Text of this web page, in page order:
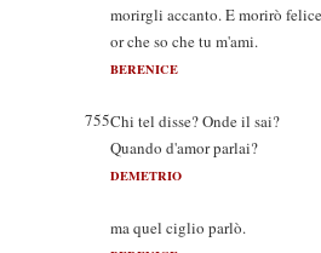
morirgli accanto. E morirò felice
or che so che tu m'ami.
BERENICE
Io t'amo!
755Chi tel disse? Onde il sai?
Quando d'amor parlai?
DEMETRIO
Tu non
ma quel ciglio parlò.